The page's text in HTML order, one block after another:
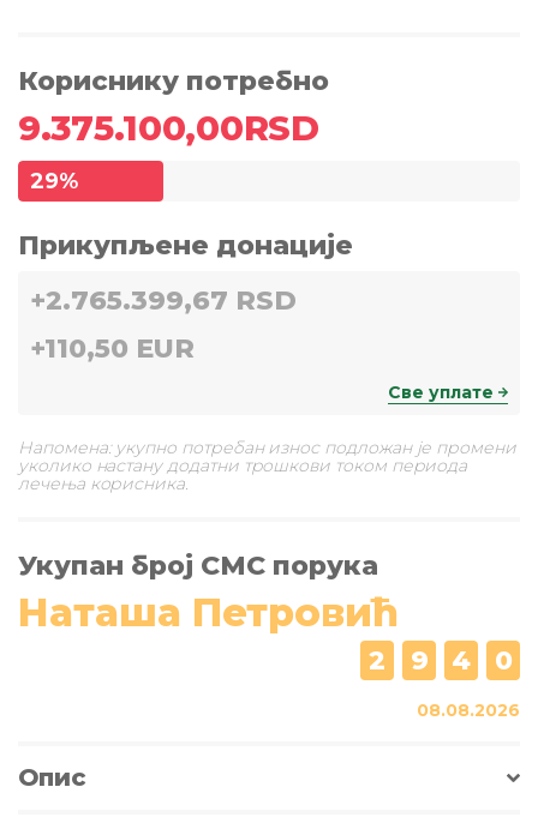
Кориснику потребно
9.375.100,00RSD
29%
Прикупљене донације
+2.765.399,67 RSD
+110,50 EUR
Све уплате
Напомена: укупно потребан износ подложан је промени
уколико настану додатни трошкови током периода
лечења корисника.
Укупан број СМС порука
Наташа Петровић
2 9 4 0
08.08.2026
Опис